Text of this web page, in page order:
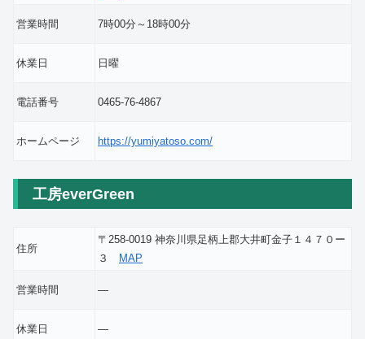
営業時間 7時00分～18時00分
休業日 日曜
電話番号 0465-76-4867
ホームページ https://yumiyatoso.com/
工房everGreen
住所
〒258-0019 神奈川県足柄上郡大井町金子１４７０ー
３
MAP
営業時間 ―
休業日 ―